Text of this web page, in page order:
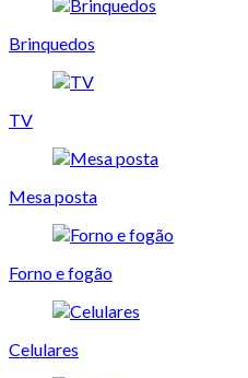
Brinquedos
TV
Mesa posta
Forno e fogão
Celulares